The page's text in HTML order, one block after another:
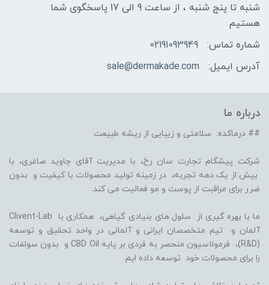
شنبه تا پنج شنبه ، از ساعت 9 الی 17 پاسخگوی شما
هستیم
شماره تماس:
02191093949
آدرس ایمیل:
sale@dermakade.com
درباره ما
## درماکده: سلامتی و زیبایی از ریشه طبیعت
شرکت پیشگام تجارت سان رخ، با مدیریت آقای جاوید صاغری، با
بیش از یک دهه تجربه، در زمینه تولید محصولات با کیفیت و بدون
ضرر برای مراقبت از پوست و مو فعالیت می کند.
ما با بهره گیری از سلول های بنیادی گیاهی، همکاری با Clivent-Lab
آلمان و تیم متخصصان ایرانی و آلمانی در واحد تحقیق و توسعه
(R&D)، فرمولاسیون منحصر به فردی بر پایه CBD Oil و بدون سولفات
را برای محصولات خود توسعه داده ایم.